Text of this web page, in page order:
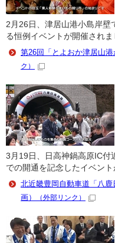
2月26日、津居山港小島岸壁
る恒例イベントが開催されま
第26回「とよおか津居山港
ク）
3月19日、日高神鍋高原IC付
での開通を記念したイベント
北近畿豊岡自動車道「八
画）
（外部リンク）